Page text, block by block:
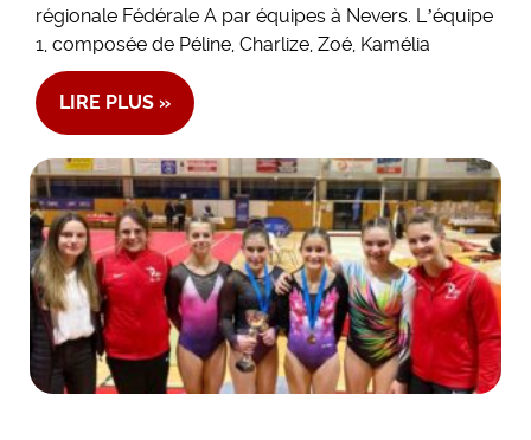
régionale Fédérale A par équipes à Nevers. L’équipe
1, composée de Péline, Charlize, Zoé, Kamélia
LIRE PLUS »